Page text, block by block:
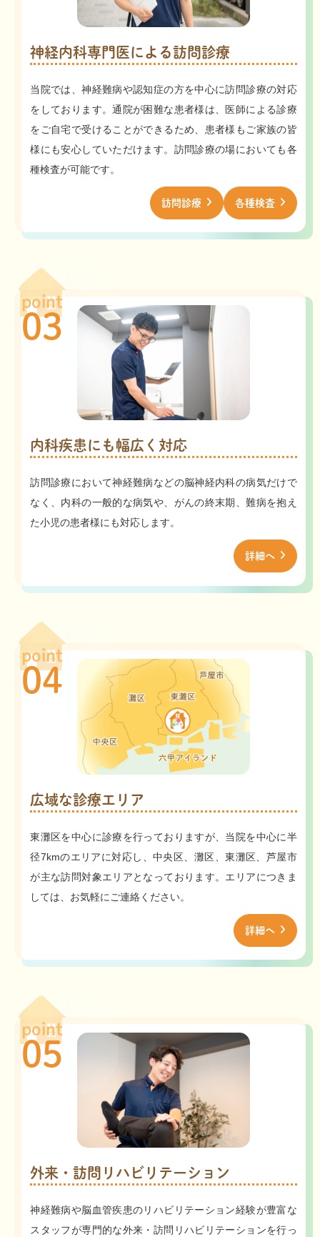
神経内科専門医による訪問診療
当院では、神経難病や認知症の方を中心に訪問診療の対応
をしております。通院が困難な患者様は、医師による診療
をご自宅で受けることができるため、患者様もご家族の皆
様にも安心していただけます。訪問診療の場においても各
種検査が可能です。
訪問診療 各種検査
point
03
内科疾患にも幅広く対応
訪問診療において神経難病などの脳神経内科の病気だけで
なく、内科の一般的な病気や、がんの終末期、難病を抱え
た小児の患者様にも対応します。
詳細へ
point
04
広域な診療エリア
東灘区を中心に診療を行っておりますが、当院を中心に半
径7kmのエリアに対応し、中央区、灘区、東灘区、芦屋市
が主な訪問対象エリアとなっております。エリアにつきま
しては、お気軽にご連絡ください。
詳細へ
point
05
外来・訪問リハビリテーション
神経難病や脳血管疾患のリハビリテーション経験が豊富な
スタッフが専門的な外来・訪問リハビリテーションを行っ